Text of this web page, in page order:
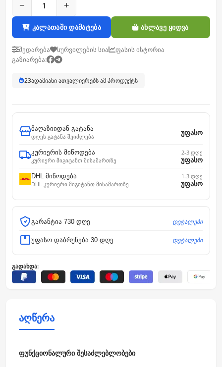
− +
კალათაში დამატება ახლავე ყიდვა
შედარება სურვილების სია
ფასის ისტორია
გაზიარება:
23ადამიანი ათვალიერებს ამ პროდუქტს
მაღაზიიდან გატანა
დღეს გატანა შეიძლება
უფასო
კურიერის მიწოდება
კურიერი მიგიტანთ მისამართზე
2-3 დღე
უფასო
DHL მიწოდება
DHL კურიერი მიგიტანთ მისამართზე
1-3 დღე
უფასო
გარანტია 730 დღე დეტალები
უფასო დაბრუნება 30 დღე დეტალები
გადახდა:
აღწერა
ფუნქციონალური შესაძლებლობები